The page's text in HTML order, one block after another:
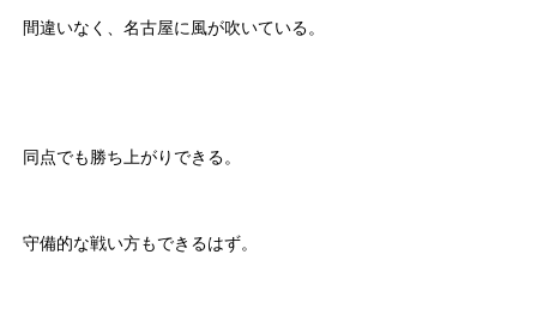
間違いなく、名古屋に風が吹いている。
同点でも勝ち上がりできる。
守備的な戦い方もできるはず。